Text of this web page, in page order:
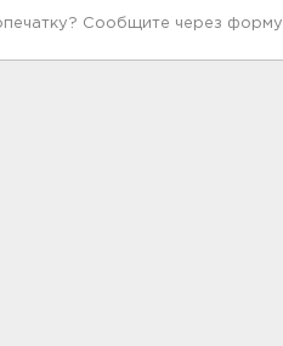
Сообщите через форму